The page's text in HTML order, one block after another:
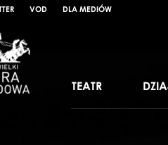
VOD DLA MEDIÓW
TEATR